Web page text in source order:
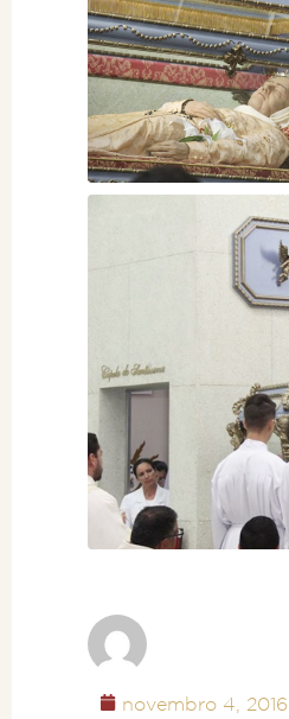
novembro 4, 2016